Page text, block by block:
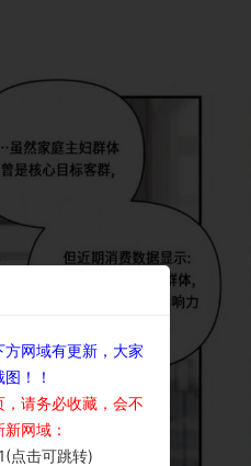
网域有更新，大家
！！
请务必收藏，会不
网域：
点击可跳转)